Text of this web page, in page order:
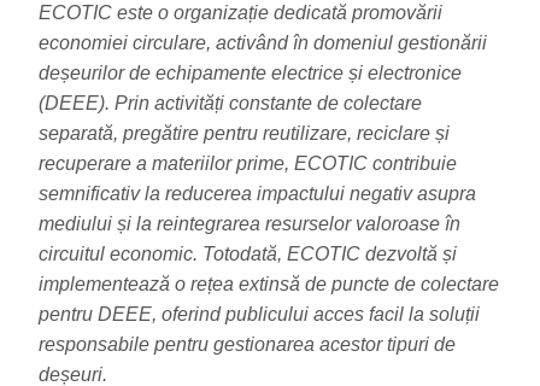
ECOTIC este o organizație dedicată promovării
economiei circulare, activând în domeniul gestionării
deșeurilor de echipamente electrice și electronice
(DEEE). Prin activități constante de colectare
separată, pregătire pentru reutilizare, reciclare și
recuperare a materiilor prime, ECOTIC contribuie
semnificativ la reducerea impactului negativ asupra
mediului și la reintegrarea resurselor valoroase în
circuitul economic. Totodată, ECOTIC dezvoltă și
implementează o rețea extinsă de puncte de colectare
pentru DEEE, oferind publicului acces facil la soluții
responsabile pentru gestionarea acestor tipuri de
deșeuri.